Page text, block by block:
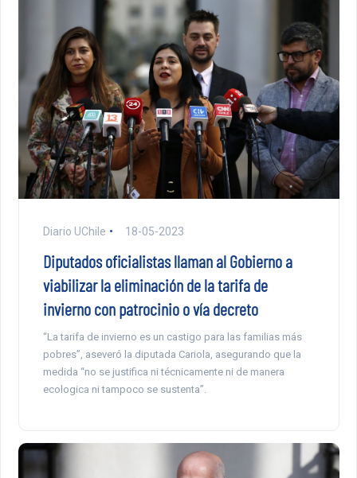
Diario UChile 18-05-2023
Diputados oficialistas llaman al Gobierno a
viabilizar la eliminación de la tarifa de
invierno con patrocinio o vía decreto
“La tarifa de invierno es un castigo para las familias más
pobres”, aseveró la diputada Cariola, asegurando que la
medida “no se justifica ni técnicamente ni de manera
ecologica ni tampoco se sustenta”.